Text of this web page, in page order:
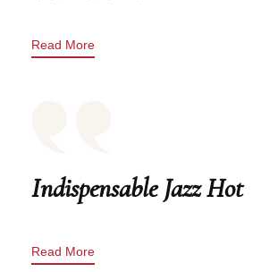
Read More
Indispensable Jazz Hot
Read More